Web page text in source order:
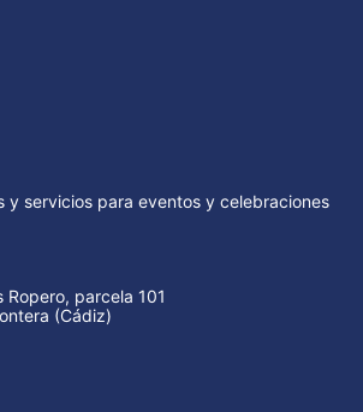
y servicios para eventos y celebraciones
parcela 101
(Cádiz)